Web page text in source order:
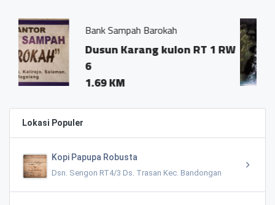
Barokah
Karang kulon RT 1 RW
Mata Air
Salaman
1.12 KM
Lokasi Populer
Kopi Papupa Robusta
Dsn. Sengon RT4/3 Ds. Trasan Kec. Bandongan